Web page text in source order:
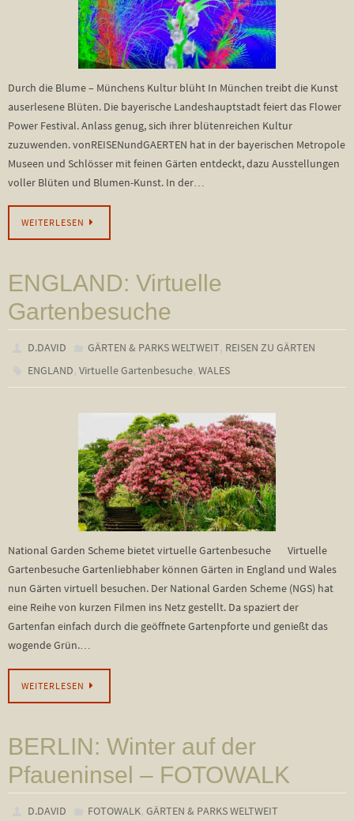
Durch die Blume – Münchens Kultur blüht In München treibt die Kunst
auserlesene Blüten. Die bayerische Landeshauptstadt feiert das Flower
Power Festival. Anlass genug, sich ihrer blütenreichen Kultur
zuzuwenden. vonREISENundGAERTEN hat in der bayerischen Metropole
Museen und Schlösser mit feinen Gärten entdeckt, dazu Ausstellungen
voller Blüten und Blumen-Kunst. In der…
WEITERLESEN
ENGLAND: Virtuelle
Gartenbesuche
D.DAVID GÄRTEN & PARKS WELTWEIT, REISEN ZU GÄRTEN
ENGLAND,Virtuelle Gartenbesuche,WALES
National Garden Scheme bietet virtuelle Gartenbesuche Virtuelle
Gartenbesuche Gartenliebhaber können Gärten in England und Wales
nun Gärten virtuell besuchen. Der National Garden Scheme (NGS) hat
eine Reihe von kurzen Filmen ins Netz gestellt. Da spaziert der
Gartenfan einfach durch die geöffnete Gartenpforte und genießt das
wogende Grün.…
WEITERLESEN
BERLIN: Winter auf der
Pfaueninsel – FOTOWALK
D.DAVID FOTOWALK, GÄRTEN & PARKS WELTWEIT